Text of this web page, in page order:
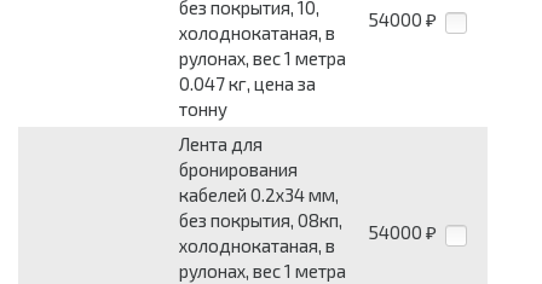
без покрытия, 10,
холоднокатаная, в
рулонах, вес 1 метра
0.047 кг, цена за
тонну
54000 ₽
Лента для
бронирования
кабелей 0.2x34 мм,
без покрытия, 08кп,
холоднокатаная, в
рулонах, вес 1 метра
54000 ₽